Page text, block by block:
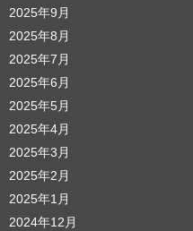
2025年9月
2025年8月
2025年7月
2025年6月
2025年5月
2025年4月
2025年3月
2025年2月
2025年1月
2024年12月